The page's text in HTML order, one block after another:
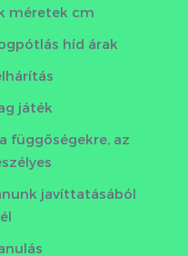
méretek cm
híd árak
játék
függőségekre, az
javíttatásából